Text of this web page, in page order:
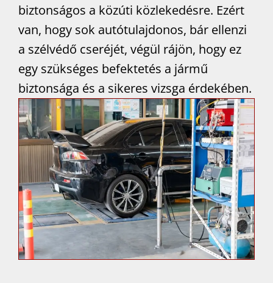
biztonságos a közúti közlekedésre. Ezért
van, hogy sok autótulajdonos, bár ellenzi
a szélvédő cseréjét, végül rájön, hogy ez
egy szükséges befektetés a jármű
biztonsága és a sikeres vizsga érdekében.